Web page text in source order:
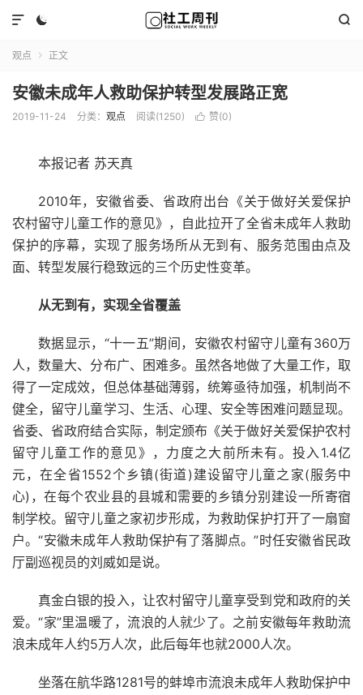
 

观点  正文
安徽未成年人救助保护转型发展路正宽
2019-11-24 分类： 观点 阅读(1250)  赞(0)
本报记者 苏天真
2010年，安徽省委、省政府出台《关于做好关爱保护
农村留守儿童工作的意见》，自此拉开了全省未成年人救助
保护的序幕，实现了服务场所从无到有、服务范围由点及
面、转型发展行稳致远的三个历史性变革。
从无到有，实现全省覆盖
数据显示，“十一五”期间，安徽农村留守儿童有360万
人，数量大、分布广、困难多。虽然各地做了大量工作，取
得了一定成效，但总体基础薄弱，统筹亟待加强，机制尚不
健全，留守儿童学习、生活、心理、安全等困难问题显现。
省委、省政府结合实际，制定颁布《关于做好关爱保护农村
留守儿童工作的意见》，力度之大前所未有。投入1.4亿
元，在全省1552个乡镇(街道)建设留守儿童之家(服务中
心)，在每个农业县的县城和需要的乡镇分别建设一所寄宿
制学校。留守儿童之家初步形成，为救助保护打开了一扇窗
户。“安徽未成年人救助保护有了落脚点。”时任安徽省民政
厅副巡视员的刘威如是说。
真金白银的投入，让农村留守儿童享受到党和政府的关
爱。“家”里温暖了，流浪的人就少了。之前安徽每年救助流
浪未成年人约5万人次，此后每年也就2000人次。
坐落在航华路1281号的蚌埠市流浪未成年人救助保护中